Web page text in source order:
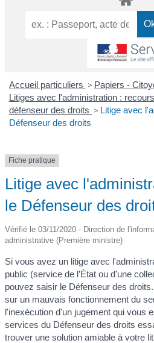
Accueil particuliers > Papiers -
Litiges avec l'administration :
défenseur des droits > Litige avec
Défenseur des droits
Fiche pratique
Litige avec
le Défenseur des
Vérifié le 03/11/2020 - Direction de
administrative (Première ministre)
Si vous avez un litige avec
public (service de l’État ou d'une
pouvez saisir le Défenseur des
sur un mauvais fonctionnement du
l'inexécution d'un jugement qui vous
services du Défenseur des droits
trouver une solution amiable à votre